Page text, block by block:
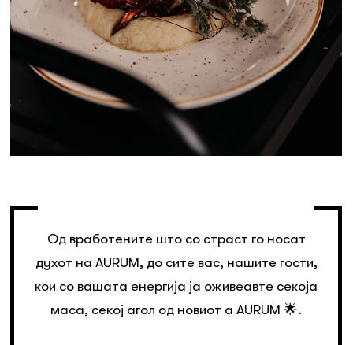
Од вработените што со страст го носат
духот на AURUM, до сите вас, нашите гости,
кои со вашата енергија ја оживеавте секоја
маса, секој агол од новиот a AURUM 🌟.